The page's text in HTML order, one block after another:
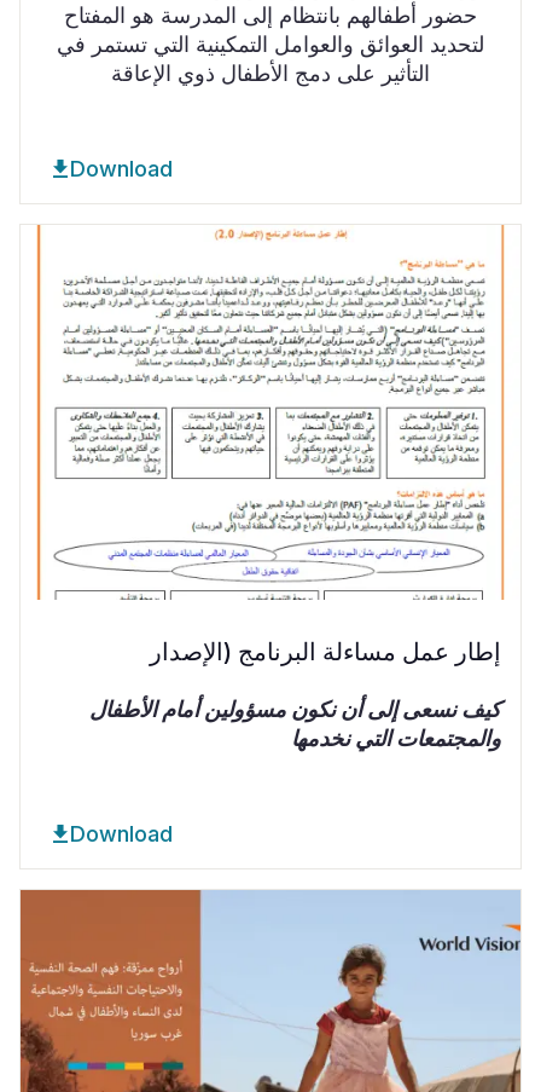
حضور أطفالهم بانتظام إلى المدرسة هو المفتاح
لتحديد العوائق والعوامل التمكينية التي تستمر في
التأثير على دمج الأطفال ذوي الإعاقة
Download
إطار عمل مساءلة البرنامج (الإصدار
كيف نسعى إلى أن نكون مسؤولين أمام الأطفال
والمجتمعات التي نخدمها
Download